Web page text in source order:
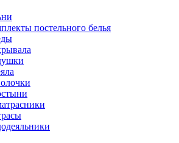
постельного белья